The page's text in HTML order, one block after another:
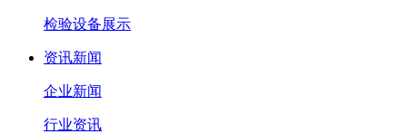
检验设备展示
资讯新闻
企业新闻
行业资讯